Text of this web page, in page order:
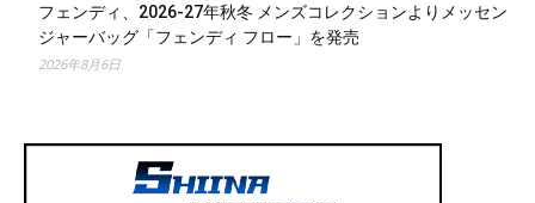
フェンディ、2026-27年秋冬 メンズコレクションよりメッセン
ジャーバッグ「フェンディ フロー」を発売
2026年8月6日